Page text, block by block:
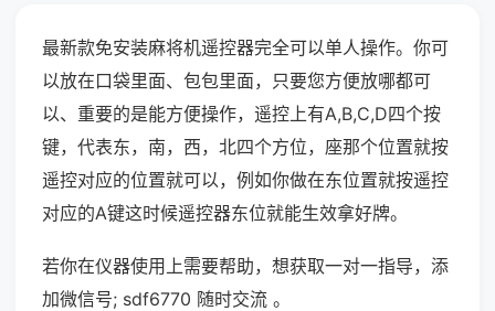
最新款免安装麻将机遥控器完全可以单人操作。你可
以放在口袋里面、包包里面，只要您方便放哪都可
以、重要的是能方便操作，遥控上有A,B,C,D四个按
键，代表东，南，西，北四个方位，座那个位置就按
遥控对应的位置就可以，例如你做在东位置就按遥控
对应的A键这时候遥控器东位就能生效拿好牌。
若你在仪器使用上需要帮助，想获取一对一指导，添
加微信号; sdf6770 随时交流 。